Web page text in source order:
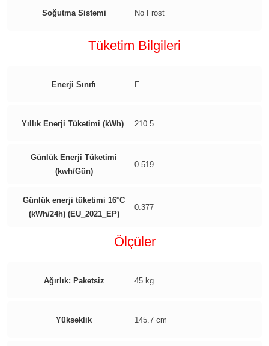
Soğutma Sistemi No Frost
Tüketim Bilgileri
Enerji Sınıfı E
Yıllık Enerji Tüketimi (kWh) 210.5
Günlük Enerji Tüketimi
(kwh/Gün)
0.519
Günlük enerji tüketimi 16°C
(kWh/24h) (EU_2021_EP)
0.377
Ölçüler
Ağırlık: Paketsiz 45 kg
Yükseklik 145.7 cm